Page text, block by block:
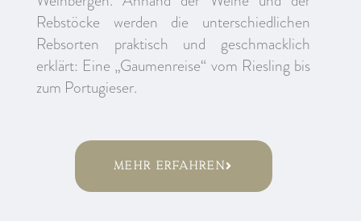
Rebstöcke werden die unterschiedlichen
Rebsorten praktisch und geschmacklich
erklärt: Eine „Gaumenreise“ vom Riesling bis
zum Portugieser.
mehr erfahren